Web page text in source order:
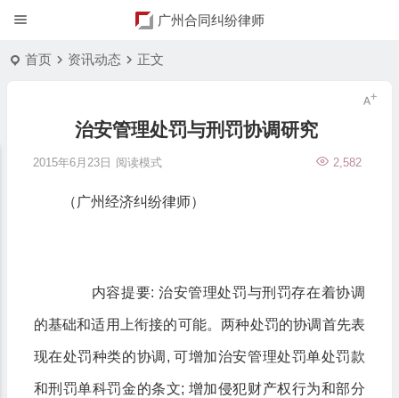
广州合同纠纷律师
首页 资讯动态 正文
治安管理处罚与刑罚协调研究
2015年6月23日 2,582
阅读模式
（广州经济纠纷律师）
内容提要: 治安管理处罚与刑罚存在着协调
的基础和适用上衔接的可能。两种处罚的协调首先表
现在处罚种类的协调, 可增加治安管理处罚单处罚款
和刑罚单科罚金的条文; 增加侵犯财产权行为和部分